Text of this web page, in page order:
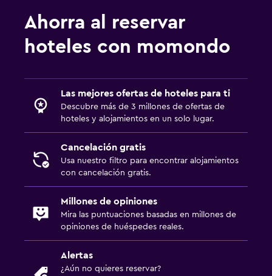
Ahorra al reservar
hoteles con momondo
Las mejores ofertas de hoteles para ti
Descubre más de 3 millones de ofertas de
hoteles y alojamientos en un solo lugar.
Cancelación gratis
Usa nuestro filtro para encontrar alojamientos
con cancelación gratis.
Millones de opiniones
Mira las puntuaciones basadas en millones de
opiniones de huéspedes reales.
Alertas
¿Aún no quieres reservar?